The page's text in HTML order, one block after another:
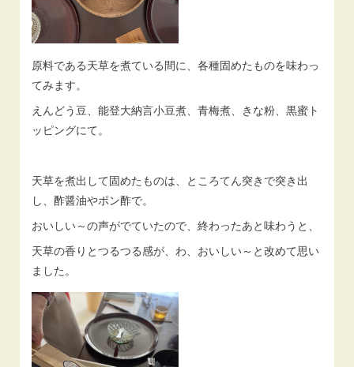
原料である天草を煮ている間に、各種固めたものを味わっ
てみます。
えんどう豆、能登大納言小豆煮、青梅煮、きな粉、黒蜜ト
ッピングにて。
天草を煮出して固めたものは、ところてん突きで突き出
し、酢醤油やポン酢で。
おいしい～の声がでていたので、終わったあと味わうと、
天草の香りとつるつる感が、わ、おいしい～と改めて思い
ました。